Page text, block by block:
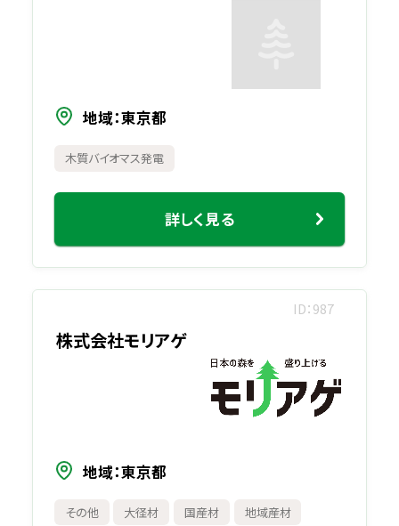
地域 東京都
木質バイオマス発電
詳しく見る
ID 987
株式会社モリアゲ
地域 東京都
その他 大径材 国産材 地域産材